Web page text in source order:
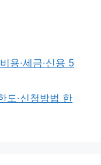
용·세금·신용 5
도·신청방법 한